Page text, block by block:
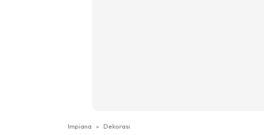
Impiana » Dekorasi